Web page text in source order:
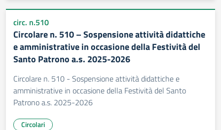
circ. n.510
Circolare n. 510 – Sospensione attività didattiche
e amministrative in occasione della Festività del
Santo Patrono a.s. 2025-2026
Circolare n. 510 - Sospensione attività didattiche e
amministrative in occasione della Festività del Santo
Patrono a.s. 2025-2026
Circolari